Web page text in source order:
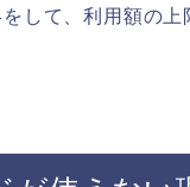
して、利用額の